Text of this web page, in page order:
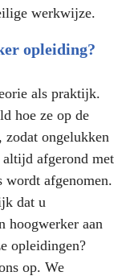
werkwijze.
opleiding?
als praktijk.
hoe ze op de
zodat ongelukken
afgerond met
wordt afgenomen.
dat u
hoogwerker aan
opleidingen?
op. We